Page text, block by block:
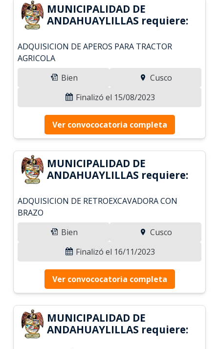
MUNICIPALIDAD DE
ANDAHUAYLILLAS requiere:
ADQUISICION DE APEROS PARA TRACTOR
AGRICOLA
Bien
Cusco
Finalizó el 15/08/2023
Ver convococatoria completa
MUNICIPALIDAD DE
ANDAHUAYLILLAS requiere:
ADQUISICION DE RETROEXCAVADORA CON
BRAZO
Bien
Cusco
Finalizó el 16/11/2023
Ver convococatoria completa
MUNICIPALIDAD DE
ANDAHUAYLILLAS requiere: